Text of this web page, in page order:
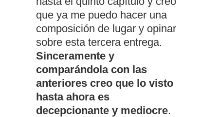
que ya me puedo hacer una
composición de lugar y opinar
sobre esta tercera entrega.
Sinceramente y
comparándola con las
anteriores creo que lo visto
hasta ahora es
decepcionante y mediocre.